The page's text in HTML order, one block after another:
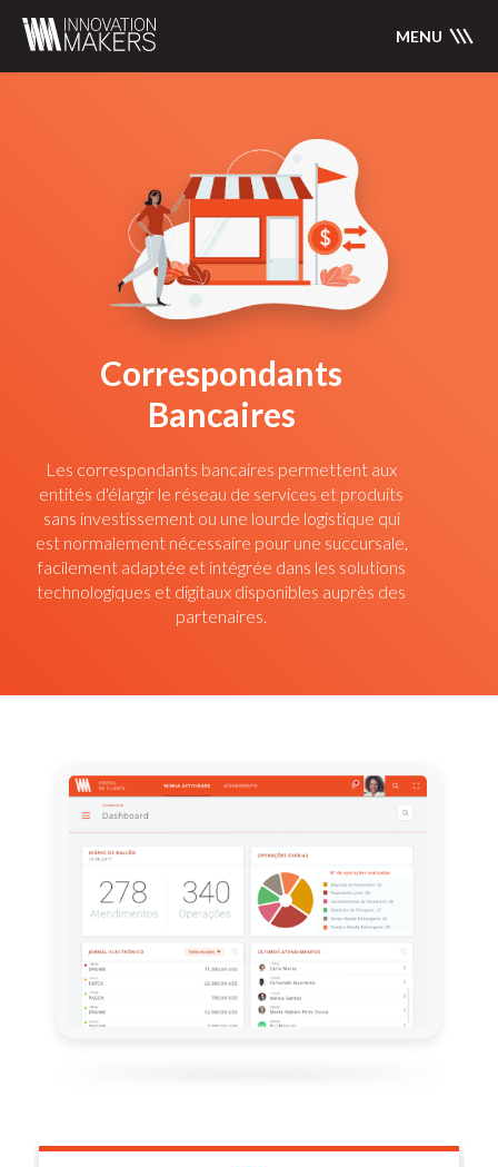
MENU
Correspondants
Bancaires
Les correspondants bancaires permettent aux
entités d'élargir le réseau de services et produits
sans investissement ou une lourde logistique qui
est normalement nécessaire pour une succursale,
facilement adaptée et intégrée dans les solutions
technologiques et digitaux disponibles auprès des
partenaires.